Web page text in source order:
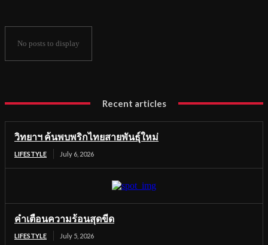
No posts to display
Recent articles
วิทยาฯ ค้นพบพริกไทยสายพันธุ์ใหม่
LIFESTYLE July 6, 2026
คำเตือนความร้อนสุดขีด
LIFESTYLE July 5, 2026